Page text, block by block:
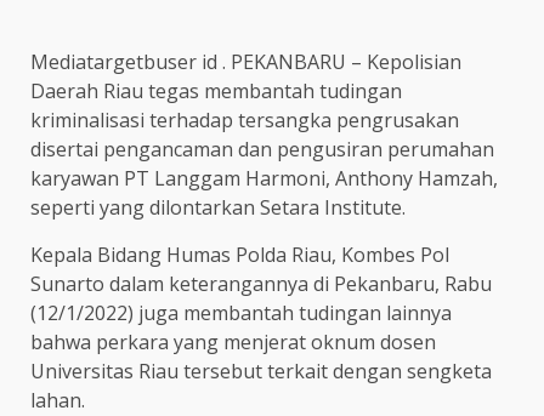
Mediatargetbuser id . PEKANBARU – Kepolisian
Daerah Riau tegas membantah tudingan
kriminalisasi terhadap tersangka pengrusakan
disertai pengancaman dan pengusiran perumahan
karyawan PT Langgam Harmoni, Anthony Hamzah,
seperti yang dilontarkan Setara Institute.
Kepala Bidang Humas Polda Riau, Kombes Pol
Sunarto dalam keterangannya di Pekanbaru, Rabu
(12/1/2022) juga membantah tudingan lainnya
bahwa perkara yang menjerat oknum dosen
Universitas Riau tersebut terkait dengan sengketa
lahan.